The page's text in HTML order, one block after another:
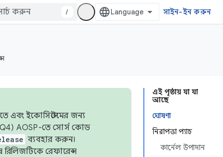
/ সাইন-ইন করুন
এই পৃষ্ঠায় যা যা
আছে
ঘোষণা
নিরাপত্তা প্যাচ
কার্নেল উপাদান
এবং ইকোসিস্টেমের জন্য
Q4) AOSP-তে সোর্স কোড
ব্যবহার করুন।
রিলিজটিকে রেফারেন্স